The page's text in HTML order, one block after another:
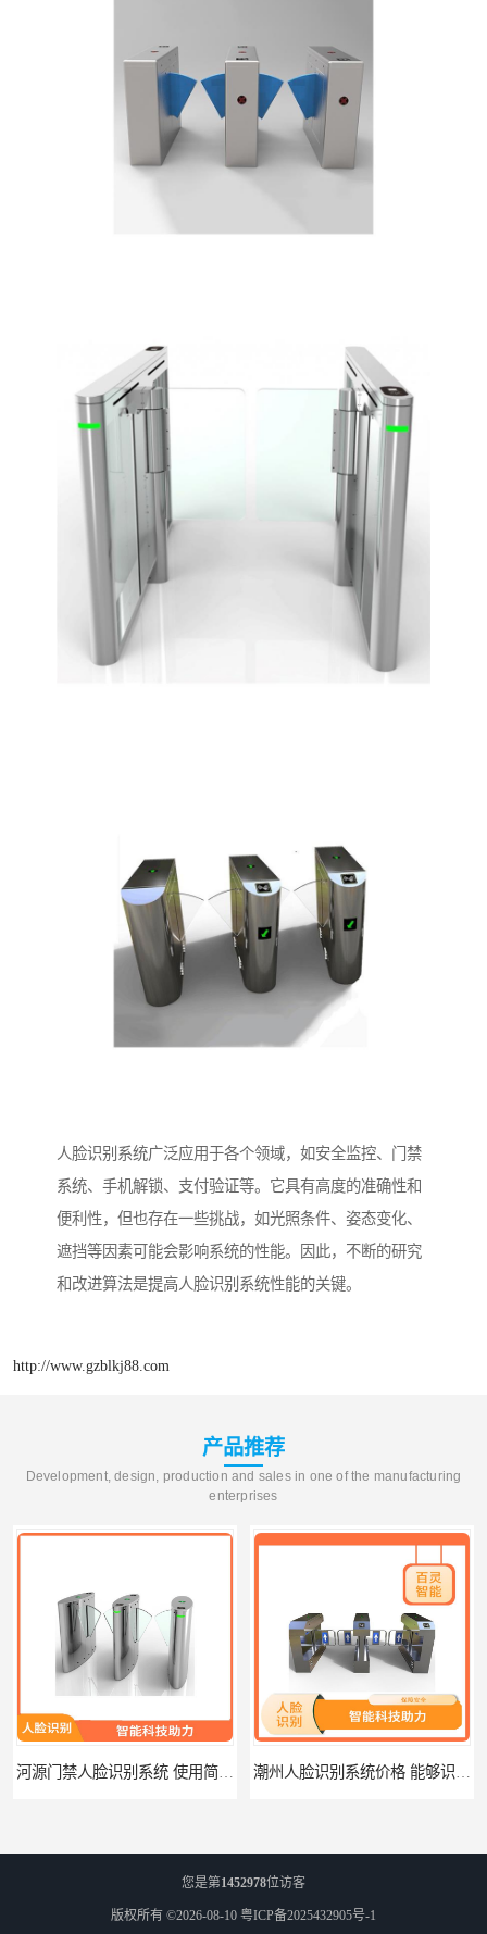
人脸识别系统广泛应用于各个领域，如安全监控、门禁
系统、手机解锁、支付验证等。它具有高度的准确性和
便利性，但也存在一些挑战，如光照条件、姿态变化、
遮挡等因素可能会影响系统的性能。因此，不断的研究
和改进算法是提高人脸识别系统性能的关键。
http://www.gzblkj88.com
产品推荐
Development, design, production and sales in one of the manufacturing
enterprises
您是第1452978位访客
版权所有 ©2026-08-10 粤ICP备2025432905号-1